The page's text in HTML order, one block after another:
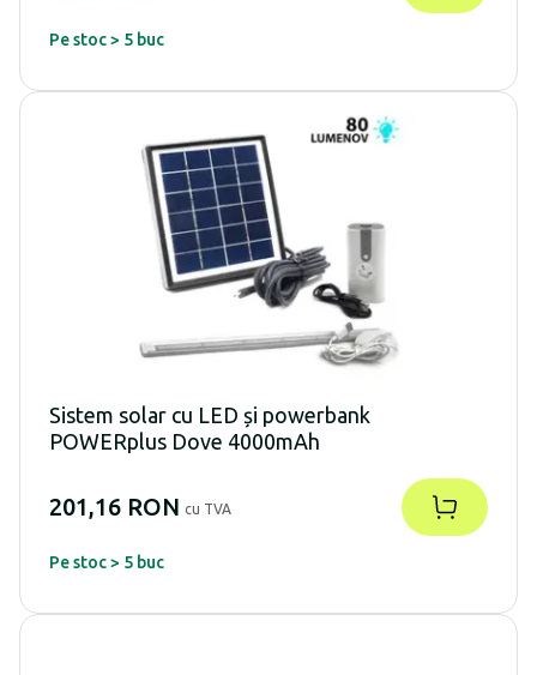
Pe stoc > 5 buc
Sistem solar cu LED și powerbank
POWERplus Dove 4000mAh
201,16 RON cu TVA
Pe stoc > 5 buc